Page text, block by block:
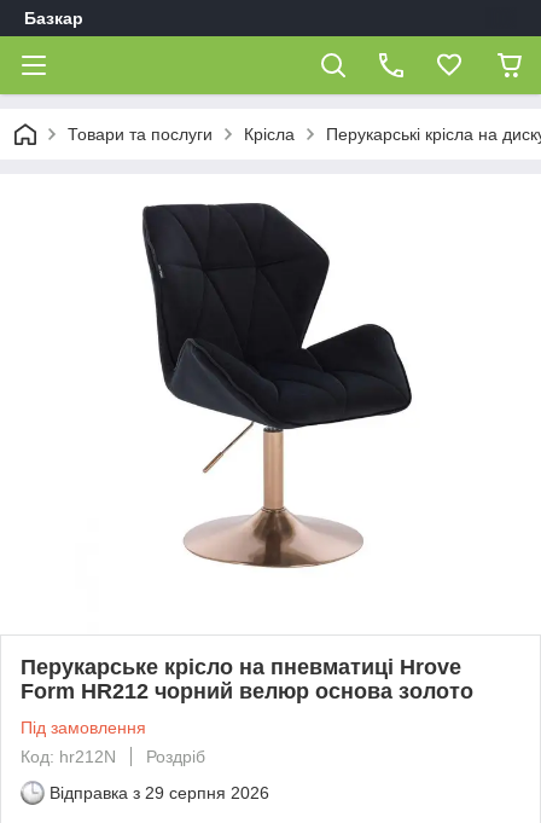
Базкар
Товари та послуги Крісла Перукарські крісла на
Перукарське крісло на пневматиці Hrove
Form HR212 чорний велюр основа золото
Під замовлення
Код: hr212N
Роздріб
Відправка з 29 серпня 2026